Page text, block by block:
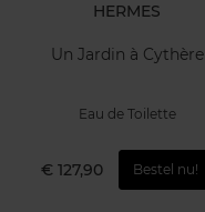
HERMES
Un Jardin à Cythère
Eau de Toilette
€ 127,90 Bestel nu!